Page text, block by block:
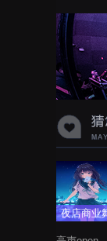
蝉爸
声音
夜店商业